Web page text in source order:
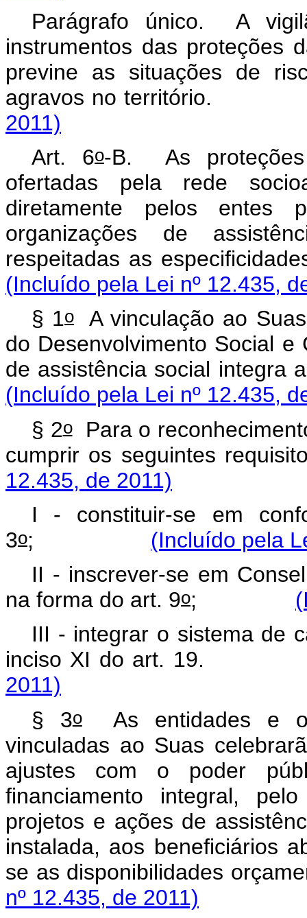
Parágrafo único. A
instrumentos das proteções
previne as situações de
agravos no
2011)
Art. 6o-B. As
ofertadas pela rede
diretamente pelos entes
organizações de
respeitadas as
(Incluído pela Lei nº 12.435,
§ 1oA vinculação ao
do Desenvolvimento Social
de assistência social
(Incluído pela Lei nº 12.435,
§ 2oPara o
cumprir os
12.435, de 2011)
I - constituir-se em
3o; (Incluído pela
II - inscrever-se em
na forma do art. 9o;
III - integrar o sistema de
inciso XI do art.
2011)
§ 3oAs entidades e
vinculadas ao Suas
ajustes com o poder
financiamento integral,
projetos e ações de
instalada, aos beneficiários
se as disponibilidades
nº 12.435, de 2011)